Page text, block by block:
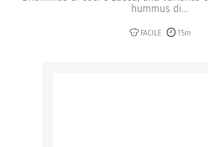
hummus di...
FACILE 15m